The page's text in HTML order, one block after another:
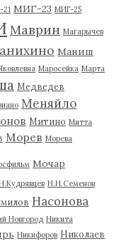
МИГ-23 МИГ-25
Маврин Магарычев
Маниш
Маросейка Марта
Медведев
Меняйло
Митино Митта
Морев Морева
Мочар
Н.Н.Семенов
Насонова
Новгород Никита
Никифоров Николаев